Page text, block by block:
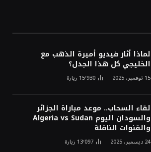
لماذا أثار فيديو أميرة الذهب مع
الخليجي كل هذا الجدل؟
15 نوفمبر، 2025 15٬930 زيارة
لقاء السحاب.. موعد مباراة الجزائر
والسودان اليوم Algeria vs Sudan
والقنوات الناقلة
24 ديسمبر، 2025 13٬097 زيارة